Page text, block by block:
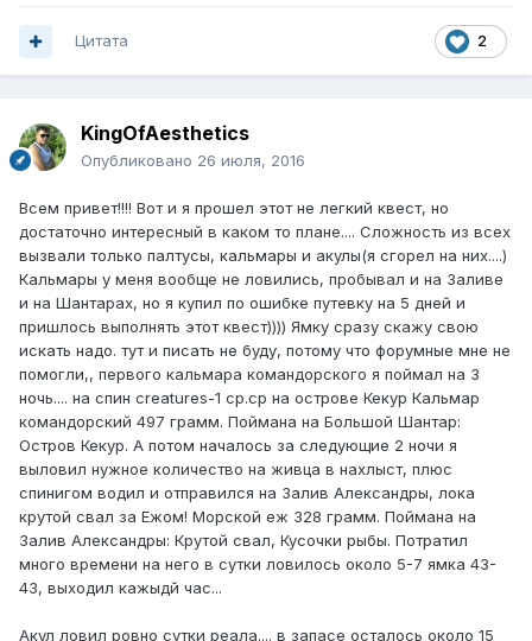
2
Цитата
KingOfAesthetics
Опубликовано 26 июля, 2016
Всем привет!!!! Вот и я прошел этот не легкий квест, но
достаточно интересный в каком то плане.... Сложность из всех
вызвали только палтусы, кальмары и акулы(я сгорел на них....)
Кальмары у меня вообще не ловились, пробывал и на Заливе
и на Шантарах, но я купил по ошибке путевку на 5 дней и
пришлось выполнять этот квест)))) Ямку сразу скажу свою
искать надо. тут и писать не буду, потому что форумные мне не
помогли,, первого кальмара командорского я поймал на 3
ночь.... на спин creatures-1 ср.ср на острове Кекур Кальмар
командорский 497 грамм. Поймана на Большой Шантар:
Остров Кекур. А потом началось за следующие 2 ночи я
выловил нужное количество на живца в нахлыст, плюс
спинигом водил и отправился на Залив Александры, лока
крутой свал за Ежом! Морской еж 328 грамм. Поймана на
Залив Александры: Крутой свал, Кусочки рыбы. Потратил
много времени на него в сутки ловилось около 5-7 ямка 43-
43, выходил кажыдй час...
Акул ловил ровно сутки реала.... в запасе осталось около 15